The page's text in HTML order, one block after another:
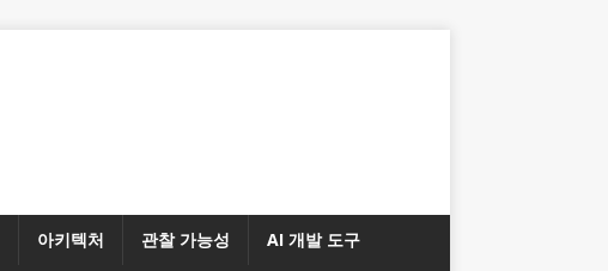
아키텍처 관찰 가능성 AI 개발 도구